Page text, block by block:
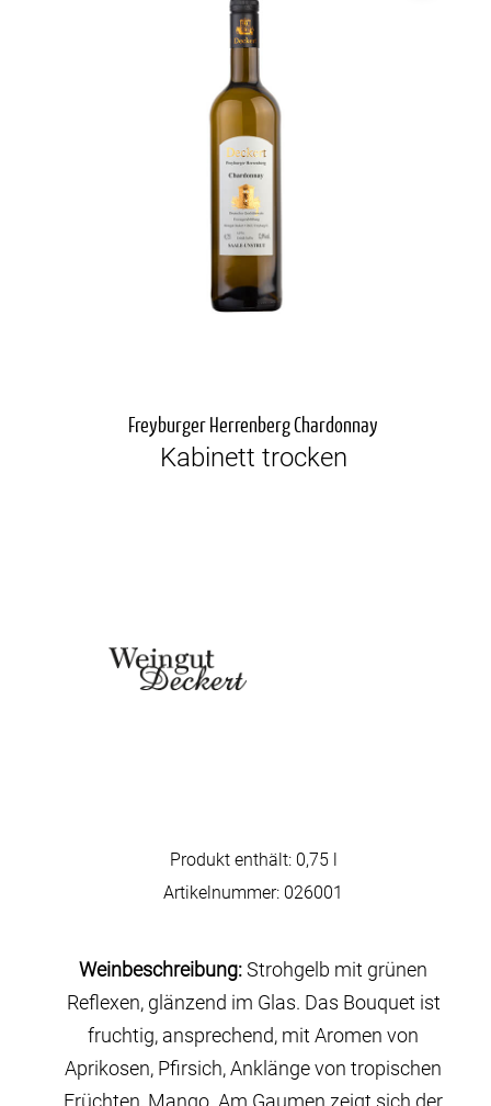
Freyburger Herrenberg Chardonnay
Kabinett trocken
Produkt enthält: 0,75
Artikelnummer: 026001
Weinbeschreibung:Strohgelb mit grünen
Reflexen, glänzend im Glas. Das Bouquet ist
fruchtig, ansprechend, mit Aromen von
Aprikosen, Pfirsich, Anklänge von tropischen
Früchten, Mango. Am Gaumen zeigt sich der